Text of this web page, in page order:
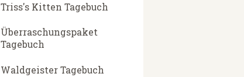
Triss's Kitten Tagebuch
Überraschungspaket
Tagebuch
Waldgeister Tagebuch